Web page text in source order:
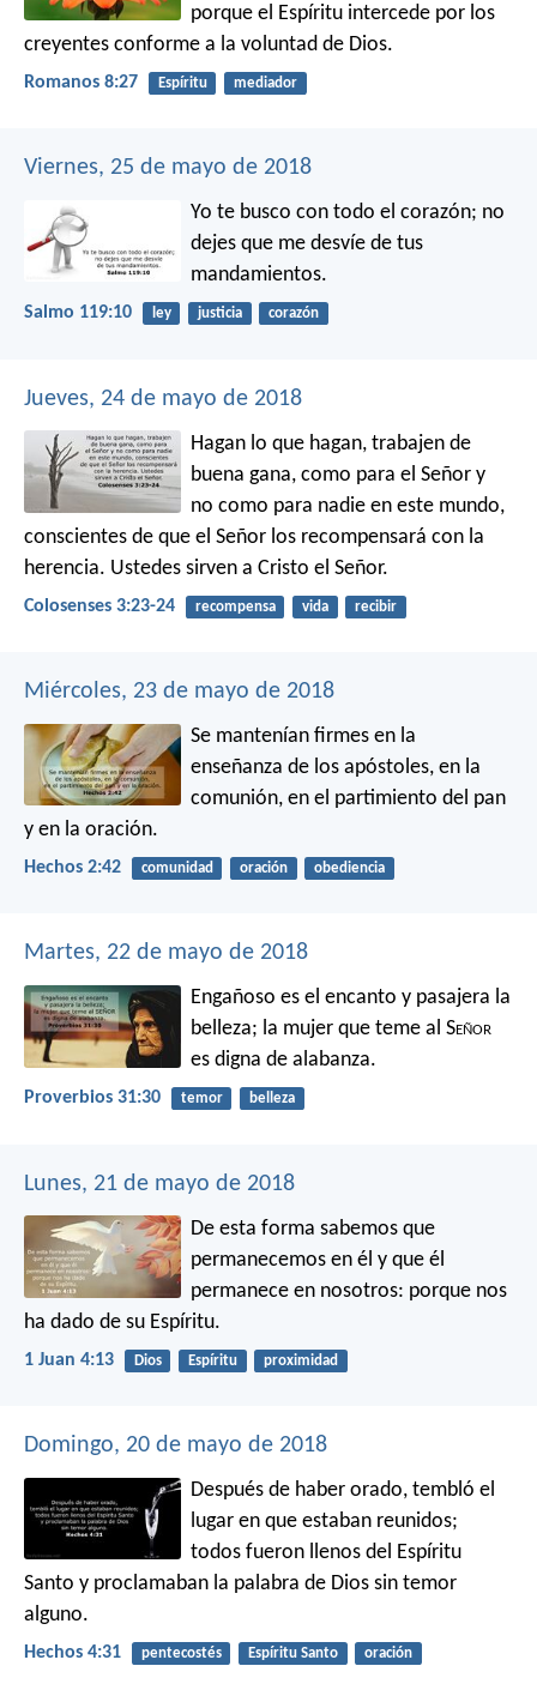
porque el Espíritu intercede por los
creyentes conforme a la voluntad de Dios.
Romanos 8:27 Espíritu mediador
Viernes, 25 de mayo de 2018
Yo te busco con todo el corazón; no
dejes que me desvíe de tus
mandamientos.
Salmo 119:10 ley justicia corazón
Jueves, 24 de mayo de 2018
Hagan lo que hagan, trabajen de
buena gana, como para el Señor y
no como para nadie en este mundo,
conscientes de que el Señor los recompensará con la
herencia. Ustedes sirven a Cristo el Señor.
Colosenses 3:23-24 recompensa vida recibir
Miércoles, 23 de mayo de 2018
Se mantenían firmes en la
enseñanza de los apóstoles, en la
comunión, en el partimiento del pan
y en la oración.
Hechos 2:42 comunidad oración obediencia
Martes, 22 de mayo de 2018
Engañoso es el encanto y pasajera la
belleza; la mujer que teme al Señor
es digna de alabanza.
Proverbios 31:30 temor belleza
Lunes, 21 de mayo de 2018
De esta forma sabemos que
permanecemos en él y que él
permanece en nosotros: porque nos
ha dado de su Espíritu.
1 Juan 4:13 Dios Espíritu proximidad
Domingo, 20 de mayo de 2018
Después de haber orado, tembló el
lugar en que estaban reunidos;
todos fueron llenos del Espíritu
Santo y proclamaban la palabra de Dios sin temor
alguno.
Hechos 4:31 pentecostés Espíritu Santo oración